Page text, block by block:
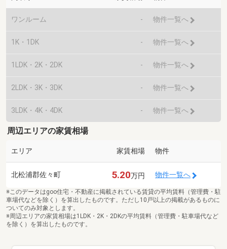
ワンルーム - 物件一覧へ
1K・1DK - 物件一覧へ
1LDK・2K・2DK - 物件一覧へ
2LDK・3K・3DK - 物件一覧へ
3LDK・4K・4DK - 物件一覧へ
周辺エリアの家賃相場
エリア 家賃相場 物件
北松浦郡佐々町 5.20万円 物件一覧へ
※このデータはgoo住宅・不動産に掲載されている賃貸の平均賃料（管理費・駐
車場代などを除く）を算出したものです。ただし10戸以上の掲載があるものに
ついてのみ対象とします。
※周辺エリアの家賃相場は1LDK・2K・2DKの平均賃料（管理費・駐車場代など
を除く）を算出したものです。